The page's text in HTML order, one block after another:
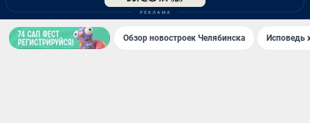
Обзор новостроек Челябинска Исповедь